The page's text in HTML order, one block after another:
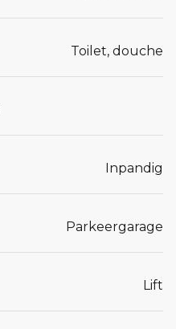
Toilet, douche
Inpandig
Parkeergarage
Lift